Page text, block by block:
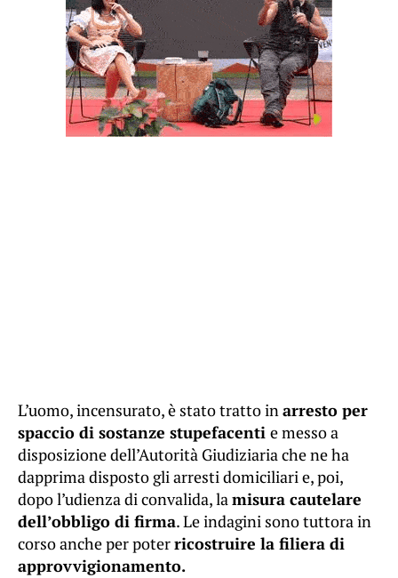
L’uomo, incensurato, è stato tratto inarresto per
spaccio di sostanze stupefacenti e messo a
disposizione dell’Autorità Giudiziaria che ne ha
dapprima disposto gli arresti domiciliari e, poi,
dopo l’udienza di convalida, lamisura cautelare
dell’obbligo di firma. Le indagini sono tuttora in
corso anche per poterricostruire la filiera di
approvvigionamento.